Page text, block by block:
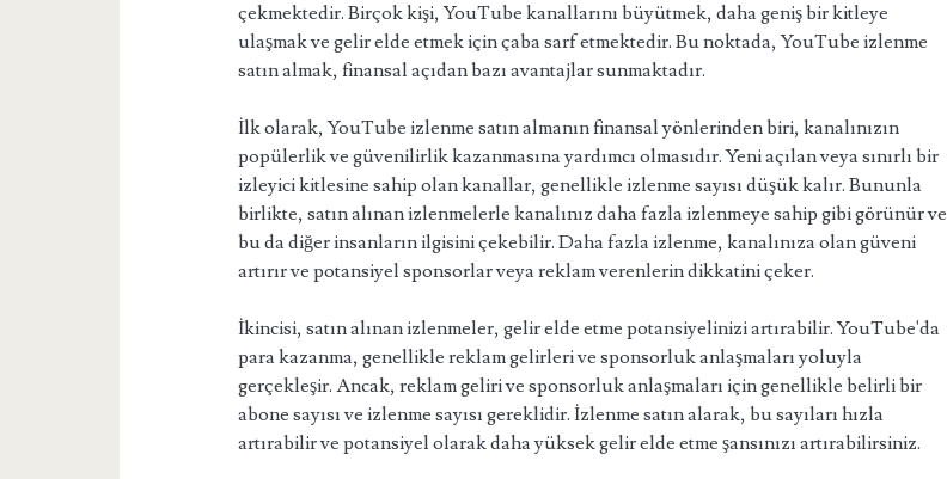
çekmektedir. Birçok kişi, YouTube kanallarını büyütmek, daha geniş bir kitleye
ulaşmak ve gelir elde etmek için çaba sarf etmektedir. Bu noktada, YouTube izlenme
satın almak, finansal açıdan bazı avantajlar sunmaktadır.
İlk olarak, YouTube izlenme satın almanın finansal yönlerinden biri, kanalınızın
popülerlik ve güvenilirlik kazanmasına yardımcı olmasıdır. Yeni açılan veya sınırlı bir
izleyici kitlesine sahip olan kanallar, genellikle izlenme sayısı düşük kalır. Bununla
birlikte, satın alınan izlenmelerle kanalınız daha fazla izlenmeye sahip gibi görünür ve
bu da diğer insanların ilgisini çekebilir. Daha fazla izlenme, kanalınıza olan güveni
artırır ve potansiyel sponsorlar veya reklam verenlerin dikkatini çeker.
İkincisi, satın alınan izlenmeler, gelir elde etme potansiyelinizi artırabilir. YouTube'da
para kazanma, genellikle reklam gelirleri ve sponsorluk anlaşmaları yoluyla
gerçekleşir. Ancak, reklam geliri ve sponsorluk anlaşmaları için genellikle belirli bir
abone sayısı ve izlenme sayısı gereklidir. İzlenme satın alarak, bu sayıları hızla
artırabilir ve potansiyel olarak daha yüksek gelir elde etme şansınızı artırabilirsiniz.